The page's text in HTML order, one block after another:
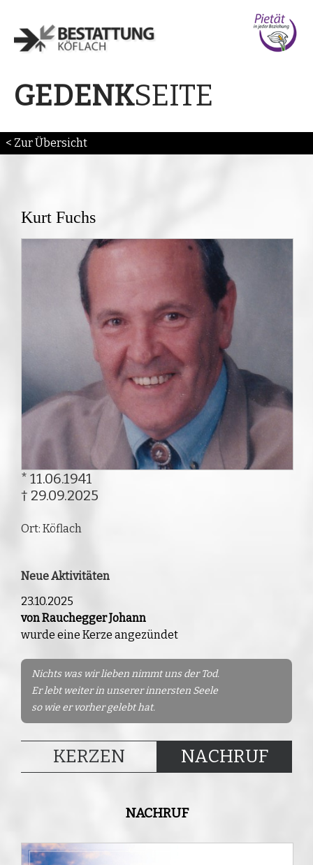
GEDENKSEITE
< Zur Übersicht
Kurt Fuchs
* 11.06.1941
† 29.09.2025
Ort: Köflach
Neue Aktivitäten
23.10.2025
von Rauchegger Johann
wurde eine Kerze angezündet
Nichts was wir lieben nimmt uns der Tod.
Er lebt weiter in unserer innersten Seele
so wie er vorher gelebt hat.
KERZEN NACHRUF
NACHRUF